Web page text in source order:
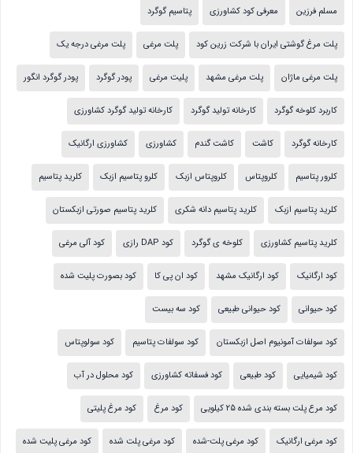
مسلم فرزین معرفی کود کشاورزی پتاسیم گوگرد
پلت مرغ گوشتی ایران با شرکت زرین کود پلت مرغی پلت مرغی درجه یک
پلت مرغی ماژان پلت مرغی مشهد پلیت مرغی پودر گوگرد پودر گوگرد انگور
کاربرد کلوخه گوگرد کارخانه تولید گوگرد کارخانه تولید گوگرد کشاورزی
کارخانه گوگرد کاشت کاشت گندم کشاورزی کشاورزی ارگانیک
کلرور پتاسیم کلروپتاس کلروپتاس ازبک کلرو پتاسیم ازبک کلرید پتاسیم
کلرید پتاسیم ازبک کلرید پتاسیم دانه شکری کلرید پتاسیم صورتی ازبکستان
کلرید پتاسیم کشاورزی کلوخه ی گوگرد کود DAP رازی کود آلی مرغی
کود ارگانیک کود ارگانیک مشهد کود ان پی کا کود بصورت پلیت شده
کود حیوانی کود حیوانی طبیعی کود سه بیست
کود سولفات آمونیوم اصل ازبکستان کود سولفات پتاسیم کود سولوپتاس
کود شیمیایی کود طبیعی کود فسفاته کشاورزی کود محلول در آب
کود مرع پلت بسته بندی شده 25 کیلویی کود مرغ کود مرغ پلیتی
کود مرغی ارگانیک کود مرغی پلت-شده کود مرغی پلت شده کود مرغی پلیت شده